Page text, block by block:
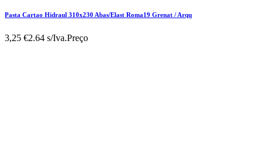
Pasta Cartao Hidraul 310x230 Abas/Elast Roma19 Grenat / Arqu
3,25 €2.64 s/Iva.Preço